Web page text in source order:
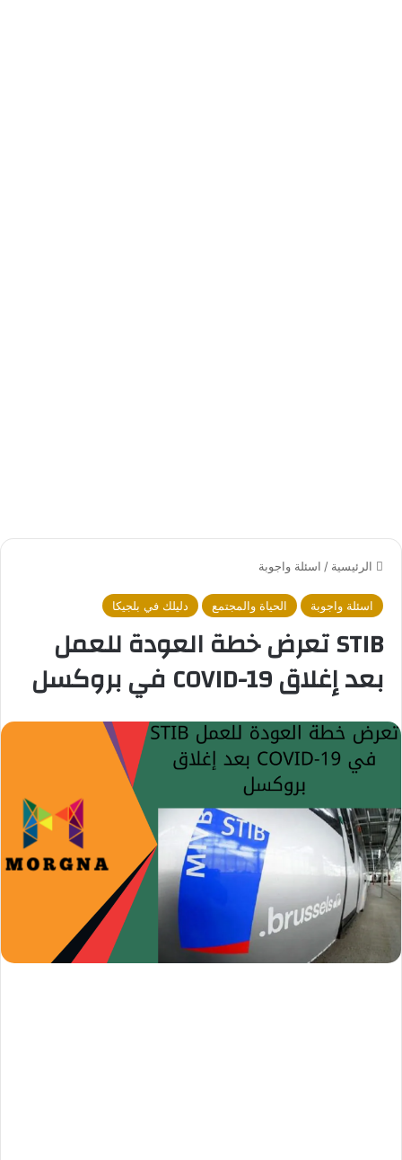
الرئيسية / اسئلة واجوبة
اسئلة واجوبة الحياة والمجتمع دليلك في بلجيكا
STIB تعرض خطة العودة للعمل
بعد إغلاق COVID-19 في بروكسل